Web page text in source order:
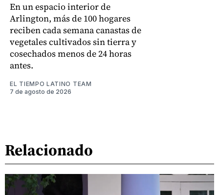
En un espacio interior de
Arlington, más de 100 hogares
reciben cada semana canastas de
vegetales cultivados sin tierra y
cosechados menos de 24 horas
antes.
EL TIEMPO LATINO TEAM
7 de agosto de 2026
Relacionado